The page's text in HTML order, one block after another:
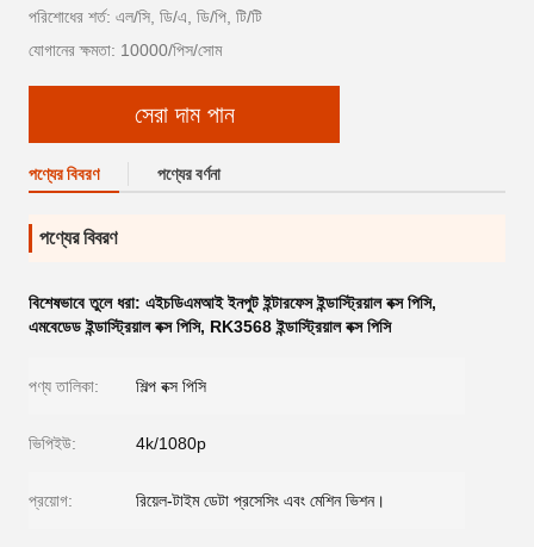
পরিশোধের শর্ত: এল/সি, ডি/এ, ডি/পি, টি/টি
যোগানের ক্ষমতা: 10000/পিস/সোম
সেরা দাম পান
পণ্যের বিবরণ পণ্যের বর্ণনা
পণ্যের বিবরণ
বিশেষভাবে তুলে ধরা: এইচডিএমআই ইনপুট ইন্টারফেস ইন্ডাস্ট্রিয়াল বক্স পিসি,
এমবেডেড ইন্ডাস্ট্রিয়াল বক্স পিসি, RK3568 ইন্ডাস্ট্রিয়াল বক্স পিসি
পণ্য তালিকা: শিল্প বক্স পিসি
ভিপিইউ: 4k/1080p
প্রয়োগ: রিয়েল-টাইম ডেটা প্রসেসিং এবং মেশিন ভিশন।